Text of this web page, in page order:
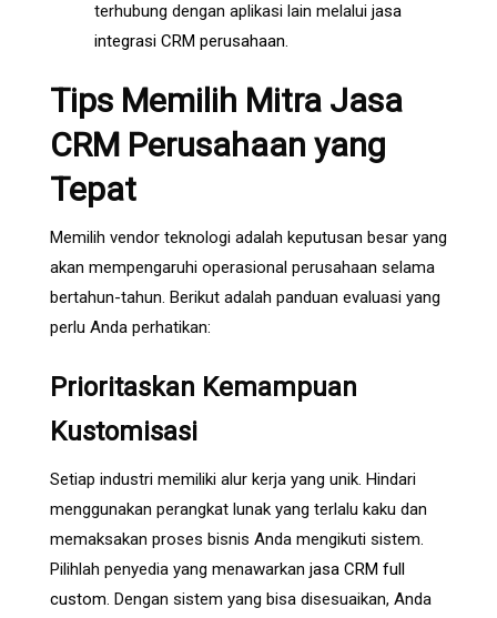
terhubung dengan aplikasi lain melalui jasa
integrasi CRM perusahaan.
Tips Memilih Mitra Jasa
CRM Perusahaan yang
Tepat
Memilih vendor teknologi adalah keputusan besar yang
akan mempengaruhi operasional perusahaan selama
bertahun-tahun. Berikut adalah panduan evaluasi yang
perlu Anda perhatikan:
Prioritaskan Kemampuan
Kustomisasi
Setiap industri memiliki alur kerja yang unik. Hindari
menggunakan perangkat lunak yang terlalu kaku dan
memaksakan proses bisnis Anda mengikuti sistem.
Pilihlah penyedia yang menawarkan jasa CRM full
custom. Dengan sistem yang bisa disesuaikan, Anda